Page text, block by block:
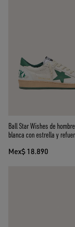
Ball Star Wishes de
blanca con estrella y
Mex$ 18.890